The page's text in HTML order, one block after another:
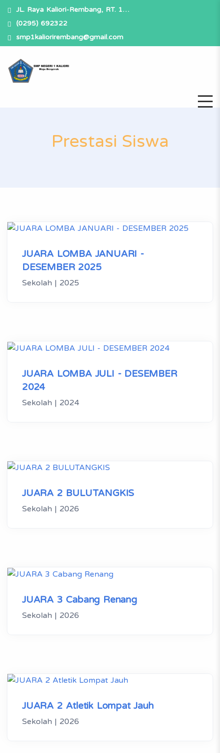
JL. Raya Kaliori-Rembang, RT. 1…
(0295) 692322
smp1kaliorirembang@gmail.com
Prestasi Siswa
JUARA LOMBA JANUARI -
DESEMBER 2025
Sekolah | 2025
JUARA LOMBA JULI - DESEMBER
2024
Sekolah | 2024
JUARA 2 BULUTANGKIS
Sekolah | 2026
JUARA 3 Cabang Renang
Sekolah | 2026
JUARA 2 Atletik Lompat Jauh
Sekolah | 2026